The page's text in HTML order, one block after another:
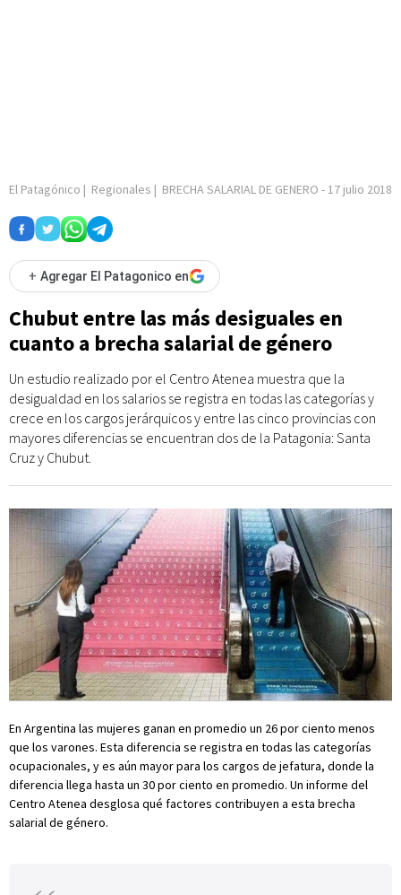
El Patagónico | Regionales | BRECHA SALARIAL DE GENERO - 17 julio 2018
+ Agregar El Patagonico en
Chubut entre las más desiguales en
cuanto a brecha salarial de género
Un estudio realizado por el Centro Atenea muestra que la
desigualdad en los salarios se registra en todas las categorías y
crece en los cargos jerárquicos y entre las cinco provincias con
mayores diferencias se encuentran dos de la Patagonia: Santa
Cruz y Chubut.
En Argentina las mujeres ganan en promedio un 26 por ciento menos
que los varones. Esta diferencia se registra en todas las categorías
ocupacionales, y es aún mayor para los cargos de jefatura, donde la
diferencia llega hasta un 30 por ciento en promedio. Un informe del
Centro Atenea desglosa qué factores contribuyen a esta brecha
salarial de género.